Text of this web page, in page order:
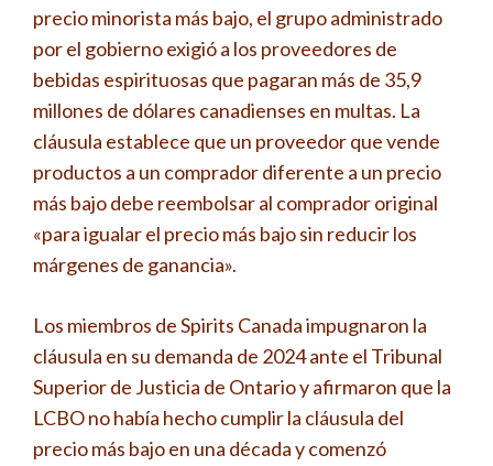
precio minorista más bajo, el grupo administrado
por el gobierno exigió a los proveedores de
bebidas espirituosas que pagaran más de 35,9
millones de dólares canadienses en multas. La
cláusula establece que un proveedor que vende
productos a un comprador diferente a un precio
más bajo debe reembolsar al comprador original
«para igualar el precio más bajo sin reducir los
márgenes de ganancia».
Los miembros de Spirits Canada impugnaron la
cláusula en su demanda de 2024 ante el Tribunal
Superior de Justicia de Ontario y afirmaron que la
LCBO no había hecho cumplir la cláusula del
precio más bajo en una década y comenzó